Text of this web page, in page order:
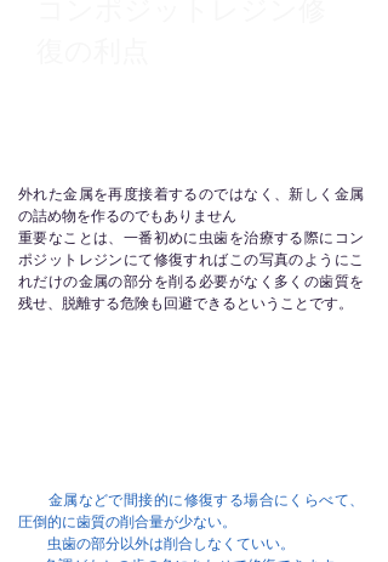
外れた金属を再度接着するのではなく、新しく金属
の詰め物を作るのでもありません
重要なことは、一番初めに虫歯を治療する際にコン
ポジットレジンにて修復すればこの写真のようにこ
れだけの金属の部分を削る必要がなく多くの歯質を
残せ、脱離する危険も回避できるということです。
金属などで間接的に修復する場合にくらべて、
圧倒的に歯質の削合量が少ない。
虫歯の部分以外は削合しなくていい。